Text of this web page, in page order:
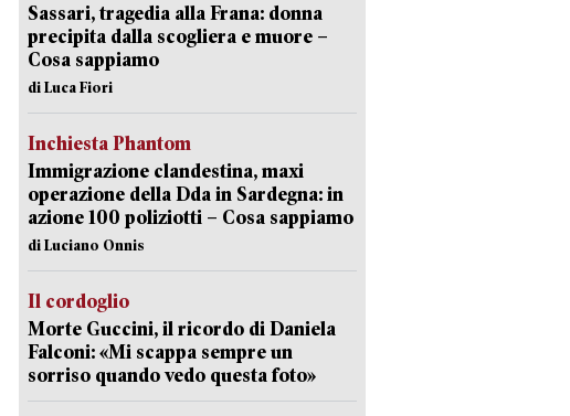
Sassari, tragedia alla Frana: donna
precipita dalla scogliera e muore –
Cosa sappiamo
di Luca Fiori
Inchiesta Phantom
Immigrazione clandestina, maxi
operazione della Dda in Sardegna: in
azione 100 poliziotti – Cosa sappiamo
di Luciano Onnis
Il cordoglio
Morte Guccini, il ricordo di Daniela
Falconi: «Mi scappa sempre un
sorriso quando vedo questa foto»